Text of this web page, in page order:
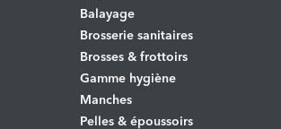
Balayage
Brosserie sanitaires
Brosses & frottoirs
Gamme hygiène
Manches
Pelles & époussoirs